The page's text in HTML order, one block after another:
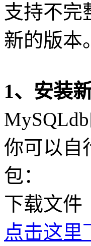
支持不完
新的版本。
1、安装
你可以自
包：
下载文件
点击这里